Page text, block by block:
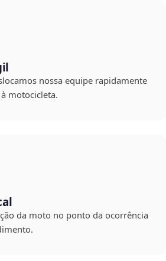
nossa equipe rapidamente
motocicleta.
da moto no ponto da ocorrência